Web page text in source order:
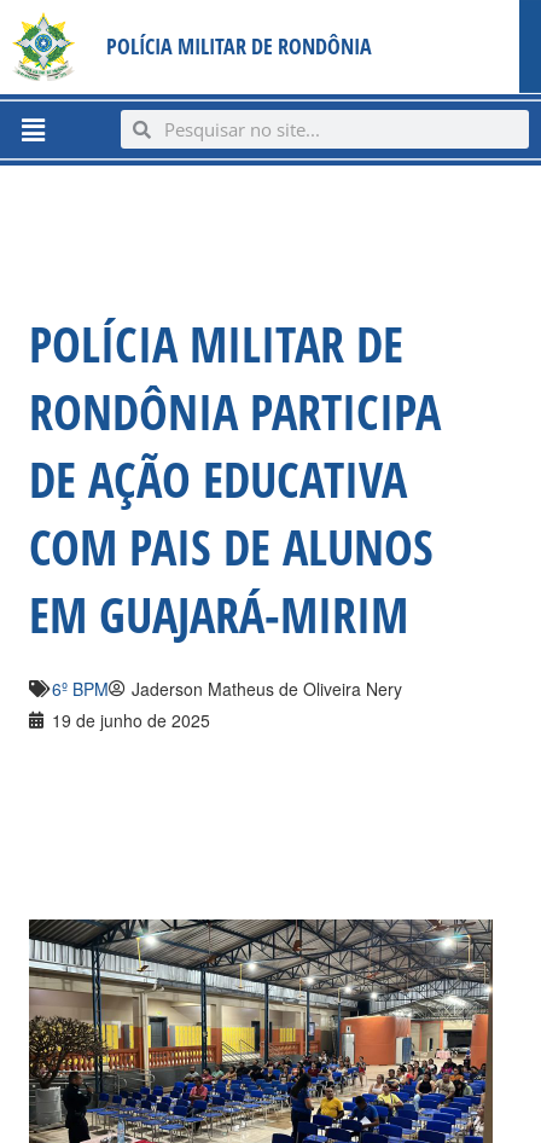
content
para
conteúdo
POLÍCIA MILITAR DE RONDÔNIA
Menu SearchSearch
POLÍCIA MILITAR DE
RONDÔNIA PARTICIPA
DE AÇÃO EDUCATIVA
COM PAIS DE ALUNOS
EM GUAJARÁ-MIRIM
6º BPM
Jaderson Matheus de Oliveira Nery
19 de junho de 2025